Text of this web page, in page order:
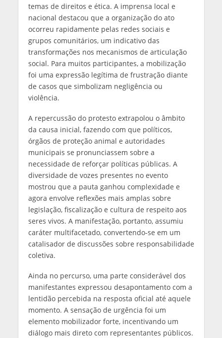
temas de direitos e ética. A imprensa local e
nacional destacou que a organização do ato
ocorreu rapidamente pelas redes sociais e
grupos comunitários, um indicativo das
transformações nos mecanismos de articulação
social. Para muitos participantes, a mobilização
foi uma expressão legítima de frustração diante
de casos que simbolizam negligência ou
violência.
A repercussão do protesto extrapolou o âmbito
da causa inicial, fazendo com que políticos,
órgãos de proteção animal e autoridades
municipais se pronunciassem sobre a
necessidade de reforçar políticas públicas. A
diversidade de vozes presentes no evento
mostrou que a pauta ganhou complexidade e
agora envolve reflexões mais amplas sobre
legislação, fiscalização e cultura de respeito aos
seres vivos. A manifestação, portanto, assumiu
caráter multifacetado, convertendo‑se em um
catalisador de discussões sobre responsabilidade
coletiva.
Ainda no percurso, uma parte considerável dos
manifestantes expressou desapontamento com a
lentidão percebida na resposta oficial até aquele
momento. A sensação de urgência foi um
elemento mobilizador forte, incentivando um
diálogo mais direto com representantes públicos.